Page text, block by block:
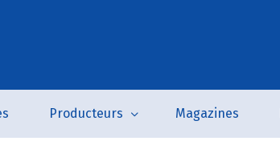
Producteurs Magazines